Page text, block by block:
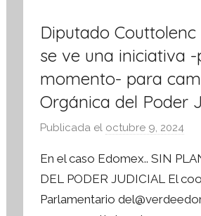
a
v
a
Diputado
se ve una iniciativa
momento- para
Orgánica del Poder
Publicada el octubre 9, 2024
r
S
í
En el caso Edomex.. SIN
DEL PODER JUDICIAL El
Parlamentario